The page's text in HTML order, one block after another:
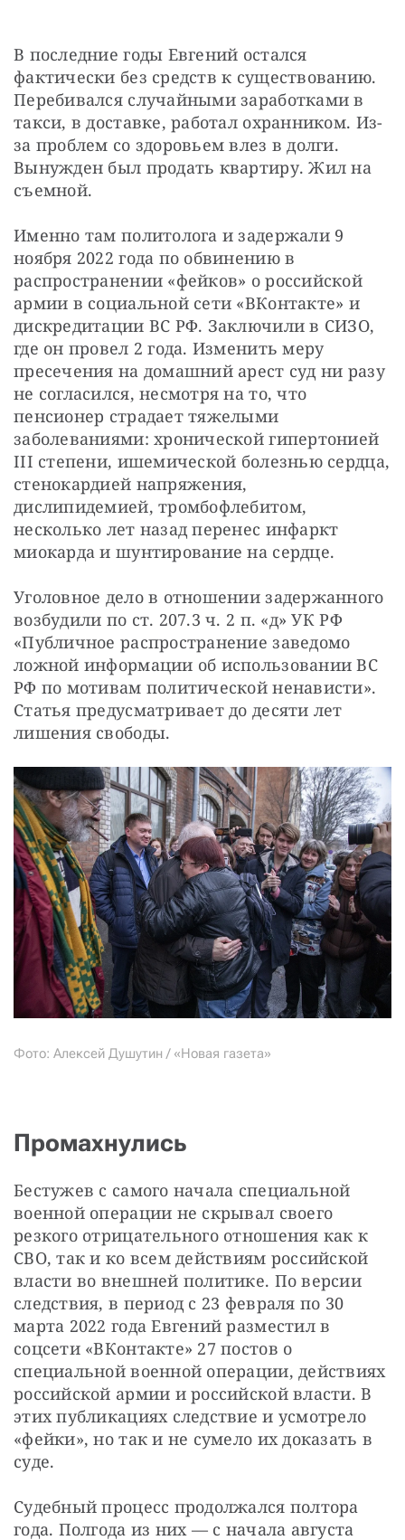
В последние годы Евгений остался
фактически без средств к существованию.
Перебивался случайными заработками в
такси, в доставке, работал охранником. Из-
за проблем со здоровьем влез в долги.
Вынужден был продать квартиру. Жил на
съемной.
Именно там политолога и задержали 9
ноября 2022 года по обвинению в
распространении «фейков» о российской
армии в социальной сети «ВКонтакте» и
дискредитации ВС РФ. Заключили в СИЗО,
где он провел 2 года. Изменить меру
пресечения на домашний арест суд ни разу
не согласился, несмотря на то, что
пенсионер страдает тяжелыми
заболеваниями: хронической гипертонией
III степени, ишемической болезнью сердца,
стенокардией напряжения,
дислипидемией, тромбофлебитом,
несколько лет назад перенес инфаркт
миокарда и шунтирование на сердце.
Уголовное дело в отношении задержанного
возбудили по ст. 207.3 ч. 2 п. «д» УК РФ
«Публичное распространение заведомо
ложной информации об использовании ВС
РФ по мотивам политической ненависти».
Статья предусматривает до десяти лет
лишения свободы.
Фото: Алексей Душутин / «Новая газета»
Промахнулись
Бестужев с самого начала специальной
военной операции не скрывал своего
резкого отрицательного отношения как к
СВО, так и ко всем действиям российской
власти во внешней политике. По версии
следствия, в период с 23 февраля по 30
марта 2022 года Евгений разместил в
соцсети «ВКонтакте» 27 постов о
специальной военной операции, действиях
российской армии и российской власти. В
этих публикациях следствие и усмотрело
«фейки», но так и не сумело их доказать в
суде.
Судебный процесс продолжался полтора
года. Полгода из них — с начала августа